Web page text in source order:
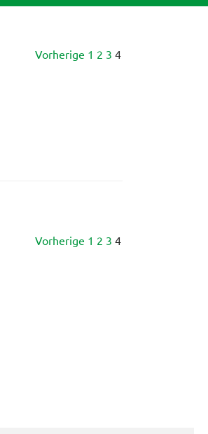
Vorherige 1 2 3 4
Vorherige 1 2 3 4